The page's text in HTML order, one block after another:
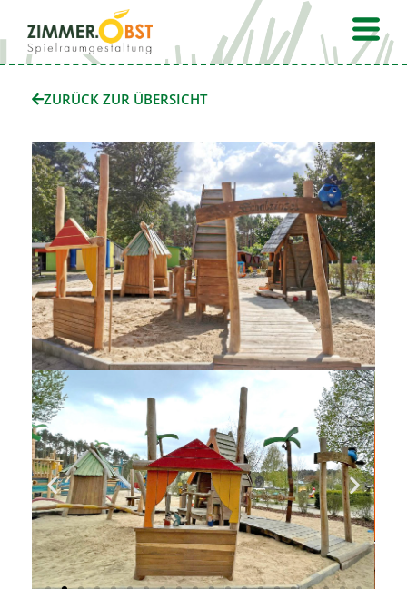
Inhalt
springen
ZURÜCK ZUR ÜBERSICHT